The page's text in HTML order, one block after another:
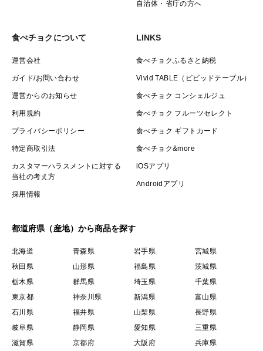
自治体・省庁の方へ
食べチョクについて
運営会社
ガイド/お問い合わせ
運営からのお知らせ
利用規約
プライバシーポリシー
特定商取引法
カスタマーハラスメントに対する
当社の考え方
採用情報
LINKS
食べチョクふるさと納税
Vivid TABLE（ビビッドテーブル）
食べチョク コンシェルジュ
食べチョク フルーツセレクト
食べチョク ギフトカード
食べチョク&more
iOSアプリ
Androidアプリ
都道府県（産地）から商品を探す
北海道 青森県 岩手県
宮城県
秋田県
山形県 福島県
茨城県
栃木県
群馬県 埼玉県
千葉県
東京都
神奈川県 新潟県
富山県
石川県
福井県 山梨県
長野県
岐阜県
静岡県 愛知県
三重県
滋賀県
京都府 大阪府 兵庫県